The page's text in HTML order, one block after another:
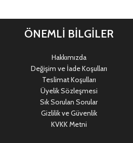
ÖNEMLİ BİLGİLER
Hakkımızda
Değişim ve İade Koşulları
Teslimat Koşulları
Üyelik Sözleşmesi
Sık Sorulan Sorular
Gizlilik ve Güvenlik
KVKK Metni